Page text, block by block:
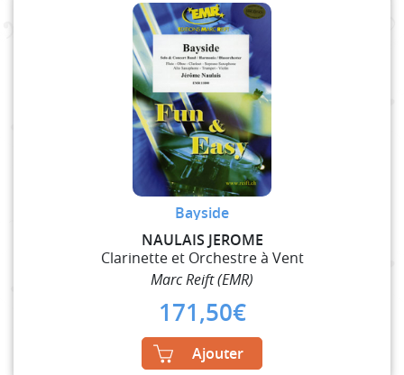
Bayside
NAULAIS JEROME
Clarinette et Orchestre à Vent
Marc Reift (EMR)
171,50€
Ajouter